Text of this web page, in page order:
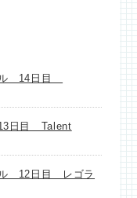
ル 14日目
日目 Talent
12日目 レゴラ